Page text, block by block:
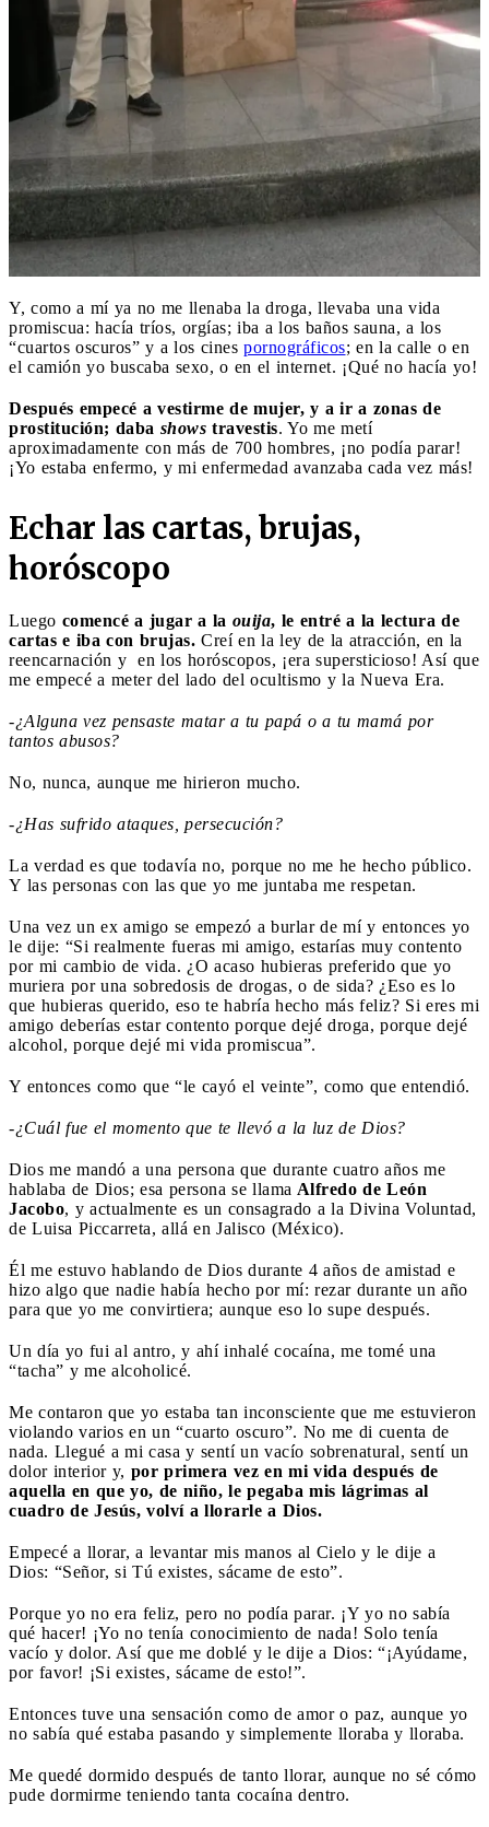
Y, como a mí ya no me llenaba la droga, llevaba una vida
promiscua: hacía tríos, orgías; iba a los baños sauna, a los
“cuartos oscuros” y a los cines pornográficos; en la calle o en
el camión yo buscaba sexo, o en el internet. ¡Qué no hacía yo!
Después empecé a vestirme de mujer, y a ir a zonas de
prostitución; daba shows travestis. Yo me metí
aproximadamente con más de 700 hombres, ¡no podía parar!
¡Yo estaba enfermo, y mi enfermedad avanzaba cada vez más!
Echar las cartas, brujas,
horóscopo
Luego comencé a jugar a la ouija, le entré a la lectura de
cartas e iba con brujas. Creí en la ley de la atracción, en la
reencarnación y en los horóscopos, ¡era supersticioso! Así que
me empecé a meter del lado del ocultismo y la Nueva Era.
-¿Alguna vez pensaste matar a tu papá o a tu mamá por
tantos abusos?
No, nunca, aunque me hirieron mucho.
-¿Has sufrido ataques, persecución?
La verdad es que todavía no, porque no me he hecho público.
Y las personas con las que yo me juntaba me respetan.
Una vez un ex amigo se empezó a burlar de mí y entonces yo
le dije: “Si realmente fueras mi amigo, estarías muy contento
por mi cambio de vida. ¿O acaso hubieras preferido que yo
muriera por una sobredosis de drogas, o de sida? ¿Eso es lo
que hubieras querido, eso te habría hecho más feliz? Si eres mi
amigo deberías estar contento porque dejé droga, porque dejé
alcohol, porque dejé mi vida promiscua”.
Y entonces como que “le cayó el veinte”, como que entendió.
-¿Cuál fue el momento que te llevó a la luz de Dios?
Dios me mandó a una persona que durante cuatro años me
hablaba de Dios; esa persona se llama Alfredo de León
Jacobo, y actualmente es un consagrado a la Divina Voluntad,
de Luisa Piccarreta, allá en Jalisco (México).
Él me estuvo hablando de Dios durante 4 años de amistad e
hizo algo que nadie había hecho por mí: rezar durante un año
para que yo me convirtiera; aunque eso lo supe después.
Un día yo fui al antro, y ahí inhalé cocaína, me tomé una
“tacha” y me alcoholicé.
Me contaron que yo estaba tan inconsciente que me estuvieron
violando varios en un “cuarto oscuro”. No me di cuenta de
nada. Llegué a mi casa y sentí un vacío sobrenatural, sentí un
dolor interior y, por primera vez en mi vida después de
aquella en que yo, de niño, le pegaba mis lágrimas al
cuadro de Jesús, volví a llorarle a Dios.
Empecé a llorar, a levantar mis manos al Cielo y le dije a
Dios: “Señor, si Tú existes, sácame de esto”.
Porque yo no era feliz, pero no podía parar. ¡Y yo no sabía
qué hacer! ¡Yo no tenía conocimiento de nada! Solo tenía
vacío y dolor. Así que me doblé y le dije a Dios: “¡Ayúdame,
por favor! ¡Si existes, sácame de esto!”.
Entonces tuve una sensación como de amor o paz, aunque yo
no sabía qué estaba pasando y simplemente lloraba y lloraba.
Me quedé dormido después de tanto llorar, aunque no sé cómo
pude dormirme teniendo tanta cocaína dentro.